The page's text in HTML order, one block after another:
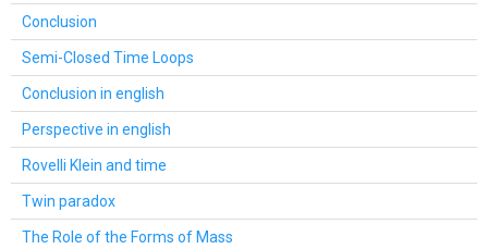
Conclusion
Semi-Closed Time Loops
Conclusion in english
Perspective in english
Rovelli Klein and time
Twin paradox
The Role of the Forms of Mass